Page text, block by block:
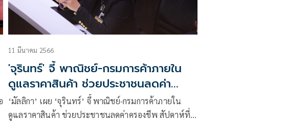
11 มีนาคม 2566
'จุรินทร์' จี้ พาณิชย์-กรมการค้าภายใน
ดูแลราคาสินค้า ช่วยประชาชนลดค่า
ครองชีพ
‘มัลลิกา’ เผย ‘จุรินทร์’ จี้ พาณิชย์-กรมการค้าภายใน
ดูแลราคาสินค้า ช่วยประชาชนลดค่าครองชีพ สัปดาห์ที่ 2